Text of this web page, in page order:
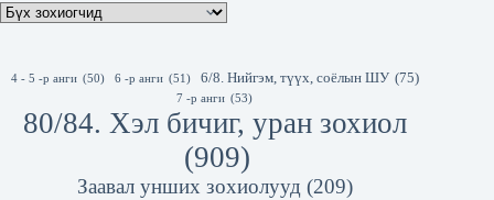
4 - 5 -р анги (50) 6 -р анги (51) 6/8. Нийгэм, түүх, соёлын ШУ (75)
7 -р анги (53)
80/84. Хэл бичиг, уран зохиол
(909)
Заавал унших зохиолууд (209)